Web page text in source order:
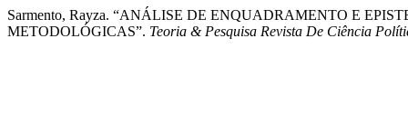
Sarmento, Rayza. “ANÁLISE DE ENQUADRAMENTO E
METODOLÓGICAS”. Teoria & Pesquisa Revista De Ciência